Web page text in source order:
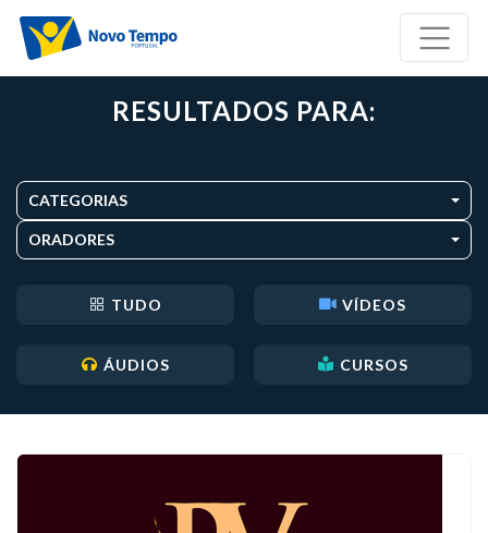
RESULTADOS PARA:
CATEGORIAS
ORADORES
TUDO VÍDEOS
ÁUDIOS CURSOS